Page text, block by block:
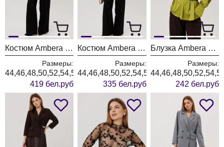
Костюм Ambera style 3022
Размеры:
44,46,48,50,52,54,56,58,60
419 бел.руб
Костюм Ambera style 2051 черный
Размеры:
44,46,48,50,52,54,56,58,60
335 бел.руб
Блузка Ambera style 1137
Размеры:
242 бел.руб